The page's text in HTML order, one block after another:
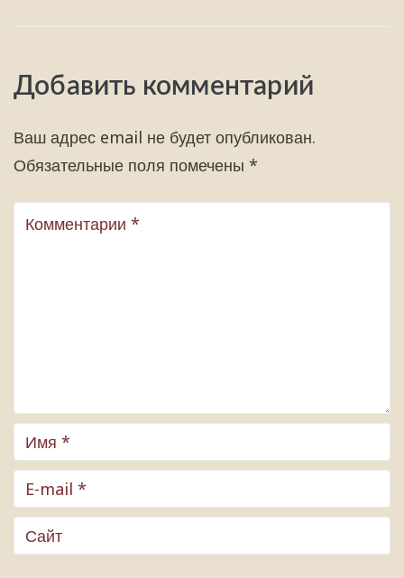
Добавить комментарий
Ваш адрес email не будет опубликован.
Обязательные поля помечены *